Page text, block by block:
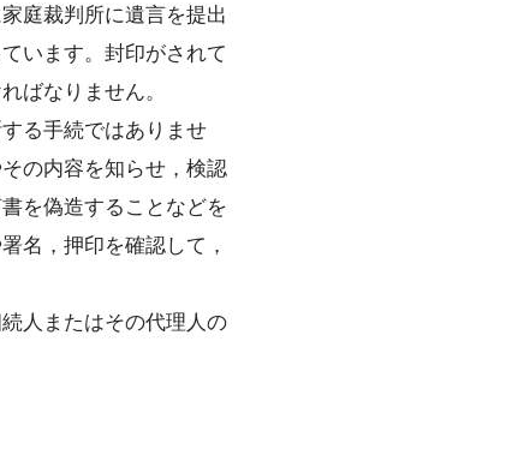
庭裁判所に遺言を提出
います。封印がされて
ばなりません。
る手続ではありませ
の内容を知らせ，検認
を偽造することなどを
名，押印を確認して，
人またはその代理人の